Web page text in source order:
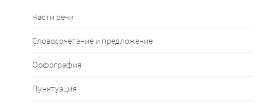
Части речи
Словосочетание и предложение
Орфография
Пунктуация